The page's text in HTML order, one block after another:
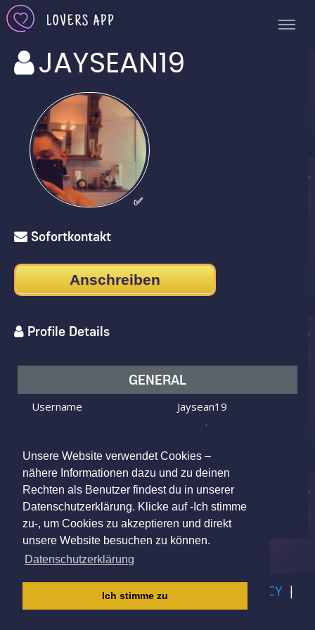
Unsere Website verwendet Cookies –
nähere Informationen dazu und zu deinen
Rechten als Benutzer findest du in unserer
Datenschutzerklärung. Klicke auf -Ich stimme
zu-, um Cookies zu akzeptieren und direkt
unsere Website besuchen zu können.
Datenschutzerklärung
Ich stimme zu
JAYSEAN19
✅
Sofortkontakt
Anschreiben
Profile Details
GENERAL
Username
Jaysean19
Male
Looking for
Female
Age
26 y.o.
Location
Oldenburg, Germany
TERMS OF USE PRIVACY POLICY |
CHILDREN PRIVACY